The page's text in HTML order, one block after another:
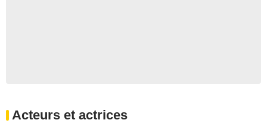
Acteurs et actrices